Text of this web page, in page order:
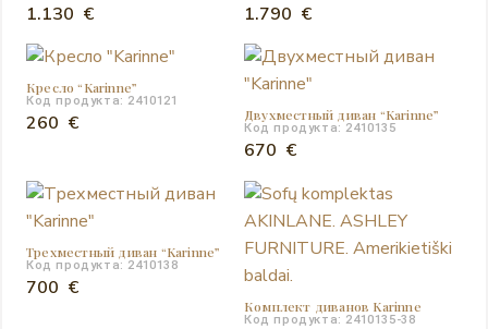
1.130 € 1.790 €
Кресло “Karinne”
Код продукта: 2410121
260 € Двухместный диван “Karinne”
Код продукта: 2410135
670 €
Трехместный диван “Karinne”
Код продукта: 2410138
700 €
Комплект диванов Karinne
Код продукта: 2410135-38